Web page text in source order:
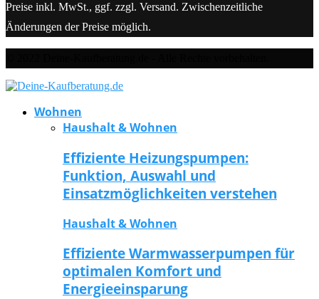
Preise inkl. MwSt., ggf. zzgl. Versand. Zwischenzeitliche
Änderungen der Preise möglich.
Wohnen
Haushalt & Wohnen
Effiziente Heizungspumpen:
Funktion, Auswahl und
Einsatzmöglichkeiten verstehen
Haushalt & Wohnen
Effiziente Warmwasserpumpen für
optimalen Komfort und
Energieeinsparung